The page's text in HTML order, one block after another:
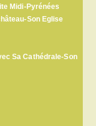
Midi-Pyrénées
Son Eglise
Sa Cathédrale-Son